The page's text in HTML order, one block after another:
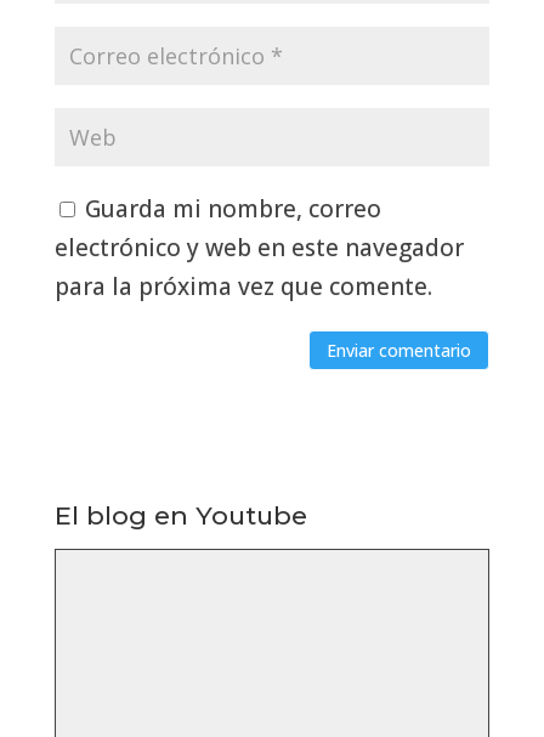
Guarda mi nombre, correo
electrónico y web en este navegador
para la próxima vez que comente.
El blog en Youtube